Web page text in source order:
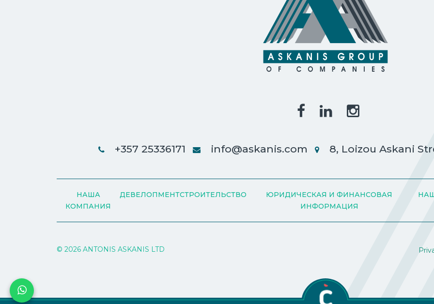
+357 25336171 info@askanis.com 8, Loizou Askani
НАША
КОМПАНИЯ
ДЕВЕЛОПМЕНТСТРОИТЕЛЬСТВО
ЮРИДИЧЕСКАЯ И ФИНАНСОВАЯ
ИНФОРМАЦИЯ
© 2026 ANTONIS ASKANIS LTD